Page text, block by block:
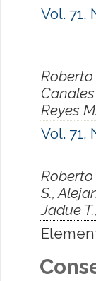
Vol. 71,
Roberto
Reyes
Vol. 71,
Roberto
S.,
Jadue